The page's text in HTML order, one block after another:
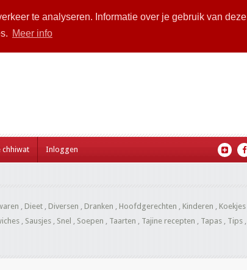
te analyseren. Informatie over je gebruik van deze
Meer info
chhiwat Inloggen
, Dieet , Diversen , Dranken , Hoofdgerechten , Kinderen , Koekjes
, Sausjes , Snel , Soepen , Taarten , Tajine recepten , Tapas , Tips ,